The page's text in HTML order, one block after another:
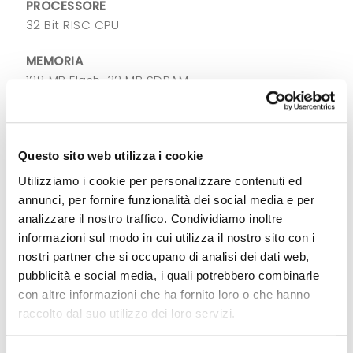
Questo sito web utilizza i cookie
Utilizziamo i cookie per personalizzare contenuti ed
annunci, per fornire funzionalità dei social media e per
analizzare il nostro traffico. Condividiamo inoltre
informazioni sul modo in cui utilizza il nostro sito con i
nostri partner che si occupano di analisi dei dati web,
pubblicità e social media, i quali potrebbero combinarle
con altre informazioni che ha fornito loro o che hanno
raccolto dal suo utilizzo dei loro servizi.
PROCESSORE
32 Bit RISC CPU
MEMORIA
128 MB Flash, 32 MB SDRAM
(10.65”)
13.6 kg
Download documenti
ZX12x00i